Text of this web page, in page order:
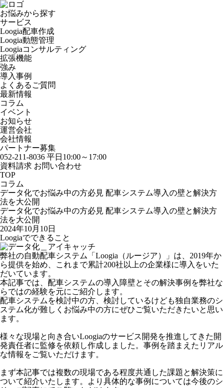
お悩みから探す
サービス
Loogia配車作成
Loogia動態管理
Loogiaコンサルティング
拡張機能
強み
導入事例
よくあるご質問
最新情報
コラム
イベント
お知らせ
運営会社
会社情報
パートナー募集
052-211-8036 平日10:00～17:00
資料請求 お問い合わせ
TOP
コラム
データ化でお悩み中の方必見 配車システム導入の壁と解決方
法を大公開
データ化でお悩み中の方必見 配車システム導入の壁と解決方
法を大公開
2024年10月10日
Loogiaでできること
弊社の自動配車システム「Loogia（ルージア）」は、2019年か
ら提供を始め、これまで累計200社以上の企業様に導入をいた
だいています。
本記事では、配車システムの導入障壁とその解決事例を弊社な
らではの経験を元にご紹介します。
配車システムを検討中の方、検討しているけども独自業務のシ
ステム化が難しくお悩み中の方にぜひご覧いただきたいと思い
ます。
様々な現場と向き合いLoogiaのサービス開発を推進してきた開
発責任者に監修を依頼し作成しました。事例を踏まえたリアル
な情報をご覧いただけます。
まず本記事では複数の現場である程度共通した課題と解決策に
ついて紹介いたします。より具体的な事例については今後のシ